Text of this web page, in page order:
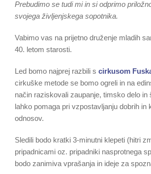
Prebudimo se tudi mi in si odprimo
svojega življenjskega sopotnika.
Vabimo vas na prijetno druženje mladih
40. letom starosti.
Led bomo najprej razbili s cirkusom
cirkuške metode se bomo ogreli in na
način raziskovali zaupanje, timsko delo in
lahko pomaga pri vzpostavljanju dobrih in
odnosov.
Sledili bodo kratki 3-minutni klepeti (hitri
pripadnicami oz. pripadniki nasprotnega
bodo zanimiva vprašanja in ideje za